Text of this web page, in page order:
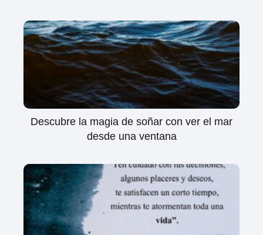
Descubre la magia de soñar con ver el mar
desde una ventana